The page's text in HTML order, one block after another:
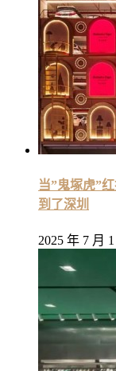
当”鬼塚虎”
到了深圳
2025 年 7 月 1